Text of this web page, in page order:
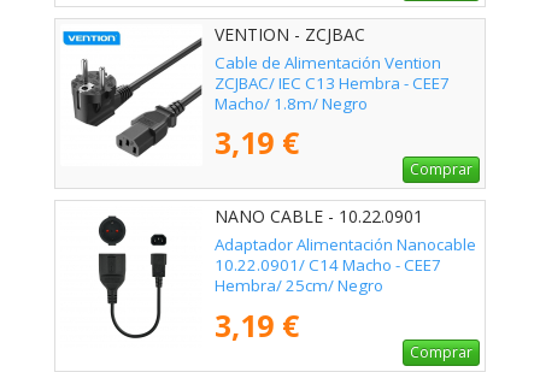
VENTION - ZCJBAC
Cable de Alimentación Vention
ZCJBAC/ IEC C13 Hembra - CEE7
Macho/ 1.8m/ Negro
3,19 €
Comprar
NANO CABLE - 10.22.0901
Adaptador Alimentación Nanocable
10.22.0901/ C14 Macho - CEE7
Hembra/ 25cm/ Negro
3,19 €
Comprar